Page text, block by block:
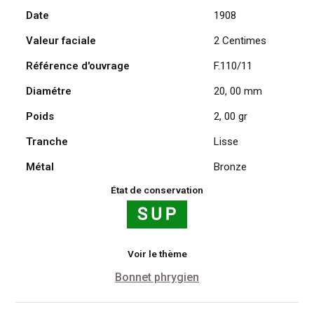
Daniel
1908
Date
1908
Valeur faciale
2 Centimes
Référence d'ouvrage
F.110/11
Diamétre
20, 00 mm
Poids
2, 00 gr
Tranche
Lisse
Métal
Bronze
État de conservation
Voir le thème
Bonnet phrygien